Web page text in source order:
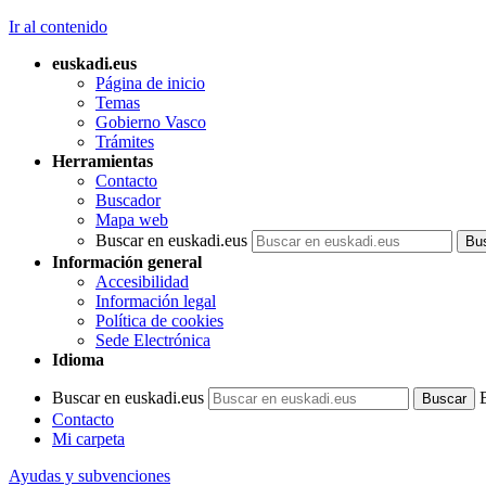
Ir al contenido
euskadi.eus
Página de inicio
Temas
Gobierno Vasco
Trámites
Herramientas
Contacto
Buscador
Mapa web
Buscar en euskadi.eus
Información general
Accesibilidad
Información legal
Política de cookies
Sede Electrónica
Idioma
Buscar en euskadi.eus
Contacto
Mi carpeta
Ayudas y subvenciones